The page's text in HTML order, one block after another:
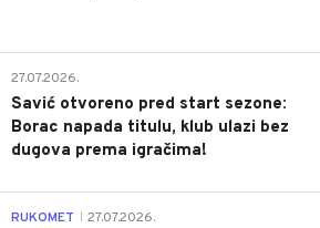
27.07.2026.
Savić otvoreno pred start sezone:
Borac napada titulu, klub ulazi bez
dugova prema igračima!
RUKOMET 27.07.2026.